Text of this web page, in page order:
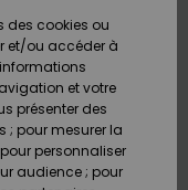
des cookies ou
et/ou accéder à
et votre
présenter des
; pour mesurer la
personnaliser
audience ; pour